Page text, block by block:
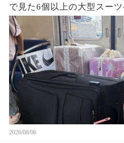
で見た6個以上の大型スー
旅行客の荷物が乗降口を塞
理由に考えさせられた
2026/08/06